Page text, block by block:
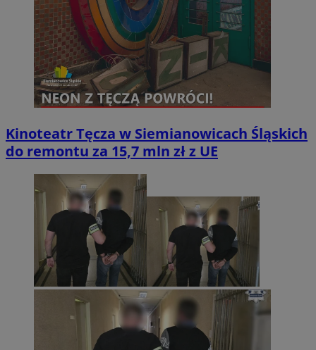
Kinoteatr Tęcza w Siemianowicach Śląskich
do remontu za 15,7 mln zł z UE